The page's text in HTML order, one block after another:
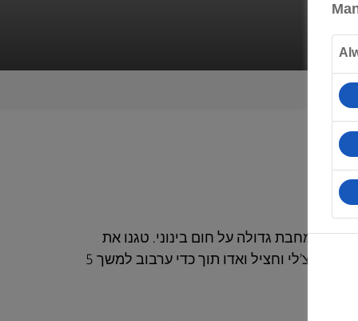
תיכוני חממו 25 ג‘ חמאת לורפק במחבת גדולה על חום בינוני. טגנו את
תפוחי האדמה 3 דקות עד להזהבה. הוסיפו בצל, שום, צ’לי וחציל ואדו תוך כדי ערבוב למשך 5